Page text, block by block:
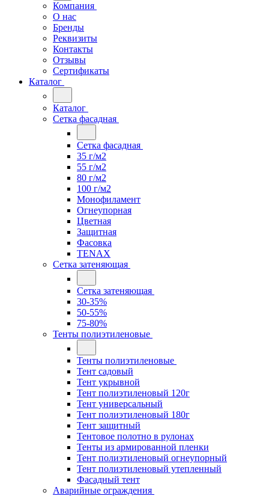
Компания
О нас
Бренды
Реквизиты
Контакты
Отзывы
Сертификаты
Каталог
Каталог
Сетка фасадная
Сетка фасадная
35 г/м2
55 г/м2
80 г/м2
100 г/м2
Монофиламент
Огнеупорная
Цветная
Защитная
Фасовка
TENAX
Сетка затеняющая
Сетка затеняющая
30-35%
50-55%
75-80%
Тенты полиэтиленовые
Тенты полиэтиленовые
Тент садовый
Тент укрывной
Тент полиэтиленовый 120г
Тент универсальный
Тент полиэтиленовый 180г
Тент защитный
Тентовое полотно в рулонах
Тенты из армированной пленки
Тент полиэтиленовый огнеупорный
Тент полиэтиленовый утепленный
Фасадный тент
Аварийные ограждения